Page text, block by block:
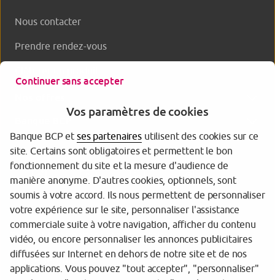
Nous contacter
Prendre rendez-vous
Tarifs et informations réglementaires
Espace sécurité
Continuer sans accepter
Vos paramètres de cookies
Banque BCP etses partenairesutilisent des cookies sur ce
site. Certains sont obligatoires et permettent le bon
fonctionnement du site et la mesure d'audience de
manière anonyme. D'autres cookies, optionnels, sont
soumis à votre accord. Ils nous permettent de personnaliser
votre expérience sur le site, personnaliser l'assistance
commerciale suite à votre navigation, afficher du contenu
vidéo, ou encore personnaliser les annonces publicitaires
diffusées sur Internet en dehors de notre site et de nos
applications. Vous pouvez "tout accepter", "personnaliser"